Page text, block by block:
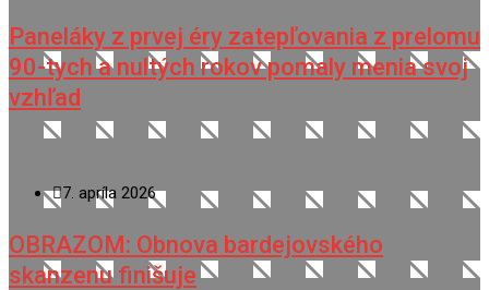
Paneláky z prvej éry zatepľovania z prelomu
90-tych a nultých rokov pomaly menia svoj
vzhľad
7. apríla 2026
OBRAZOM: Obnova bardejovského
skanzenu finišuje